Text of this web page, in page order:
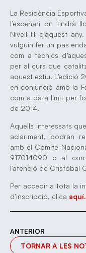
La Residència
l’escenari on tindrà
Nivell III d’aquest
vulguin fer un pas
com a tècnics
per al curs que
aquest estiu. L’edició
en conjunció amb la
com a data límit per
de 2014.
Aquells interessats
aclariment, podran
amb el Comitè
917014090 o al
l’atenció de Cristóbal
Per accedir a tota la
d’inscripció, clica aquí.
ANTERIOR
TORNAR A LES